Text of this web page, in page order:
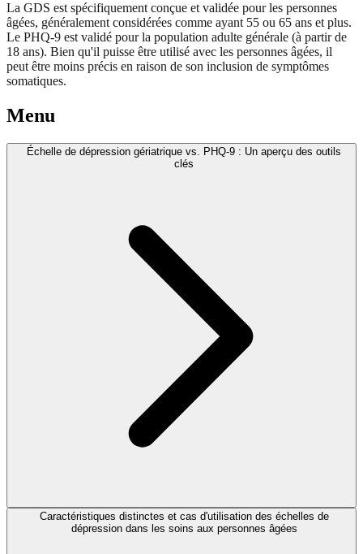
La GDS est spécifiquement conçue et validée pour les personnes
âgées, généralement considérées comme ayant 55 ou 65 ans et plus.
Le PHQ-9 est validé pour la population adulte générale (à partir de
18 ans). Bien qu'il puisse être utilisé avec les personnes âgées, il
peut être moins précis en raison de son inclusion de symptômes
somatiques.
Menu
Échelle de dépression gériatrique vs. PHQ-9 : Un aperçu des outils
clés
Caractéristiques distinctes et cas d'utilisation des échelles de
dépression dans les soins aux personnes âgées